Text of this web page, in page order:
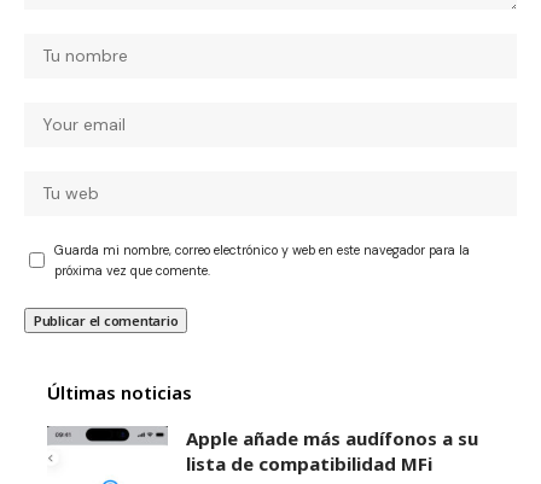
Guarda mi nombre, correo electrónico y web en este navegador para la
próxima vez que comente.
Últimas noticias
Apple añade más audífonos a su
lista de compatibilidad MFi